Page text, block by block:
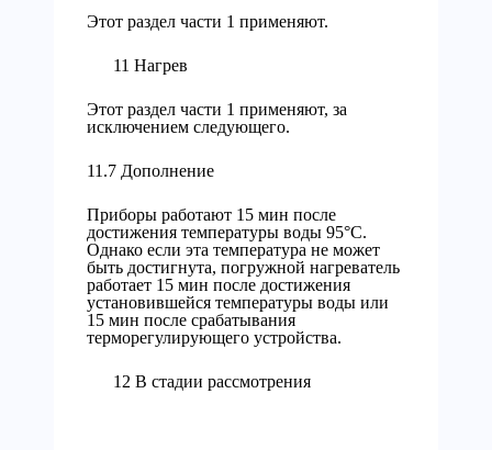
Этот раздел части 1 применяют.
11 Нагрев
Этот раздел части 1 применяют, за
исключением следующего.
11.7 Дополнение
Приборы работают 15 мин после
достижения температуры воды 95°С.
Однако если эта температура не может
быть достигнута, погружной нагреватель
работает 15 мин после достижения
установившейся температуры воды или
15 мин после срабатывания
терморегулирующего устройства.
12 В стадии рассмотрения